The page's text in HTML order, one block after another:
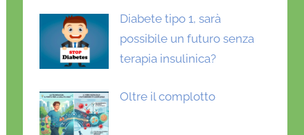
Diabete tipo 1, sarà
possibile un futuro senza
terapia insulinica?
Oltre il complotto